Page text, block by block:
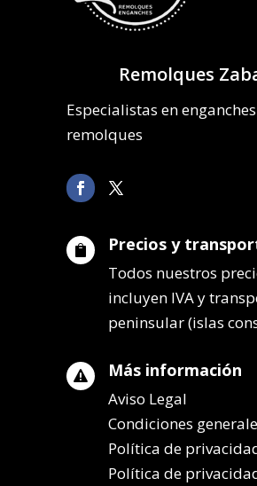
Remolques
Especialistas en
remolques
 Precios y
Todos nuestros
incluyen IVA y
peninsular (islas
 Más información
Aviso Legal
Condiciones
Política de
Política de